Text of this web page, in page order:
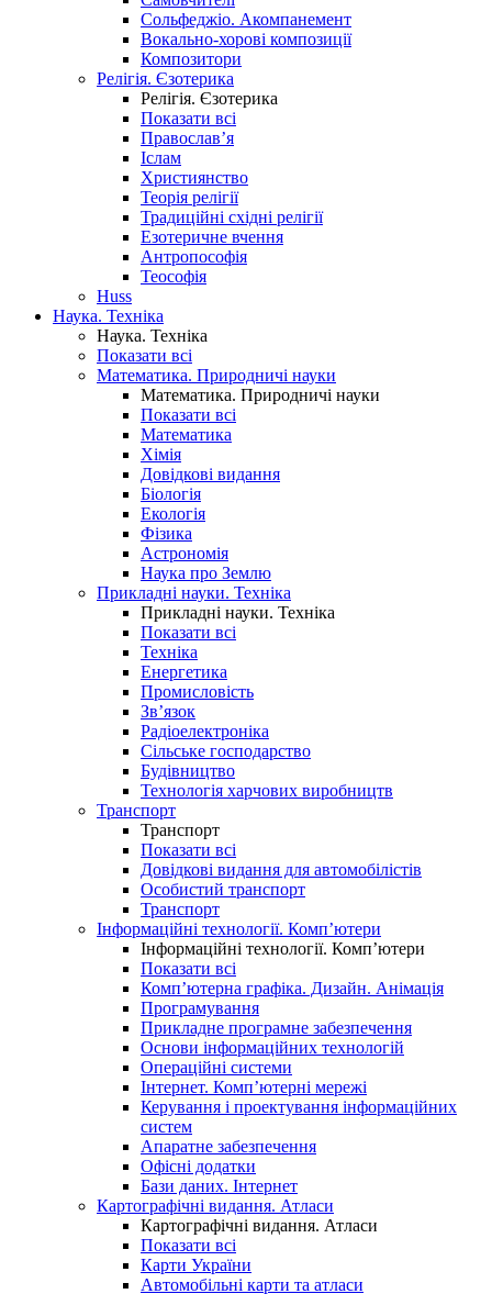
Сольфеджіо. Акомпанемент
Вокально-хорові композиції
Композитори
Релігія. Єзотерика
Релігія. Єзотерика
Показати всі
Православ’я
Іслам
Християнство
Теорія релігії
Традиційні східні релігії
Езотеричне вчення
Антропософія
Теософія
Huss
Наука. Техніка
Наука. Техніка
Показати всі
Математика. Природничі науки
Математика. Природничі науки
Показати всі
Математика
Хімія
Довідкові видання
Біологія
Екологія
Фізика
Астрономія
Наука про Землю
Прикладні науки. Техніка
Прикладні науки. Техніка
Показати всі
Техніка
Енергетика
Промисловість
Зв’язок
Радіоелектроніка
Сільське господарство
Будівництво
Технологія харчових виробництв
Транспорт
Транспорт
Показати всі
Довідкові видання для автомобілістів
Особистий транспорт
Транспорт
Інформаційні технології. Комп’ютери
Інформаційні технології. Комп’ютери
Показати всі
Комп’ютерна графіка. Дизайн. Анімація
Програмування
Прикладне програмне забезпечення
Основи інформаційних технологій
Операційні системи
Інтернет. Комп’ютерні мережі
Керування і проектування інформаційних
систем
Апаратне забезпечення
Офісні додатки
Бази даних. Інтернет
Картографічні видання. Атласи
Картографічні видання. Атласи
Показати всі
Карти України
Автомобільні карти та атласи